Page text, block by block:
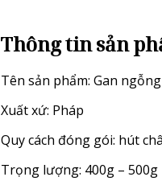
Thông tin sản
Tên sản phẩm: Gan
Xuất xứ: Pháp
Quy cách đóng gói: hút
Trọng lượng: 400g – 500g